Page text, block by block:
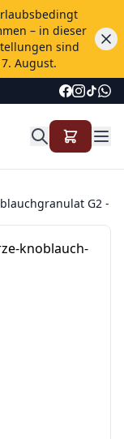
– in dieser
sind
August.
G2 -